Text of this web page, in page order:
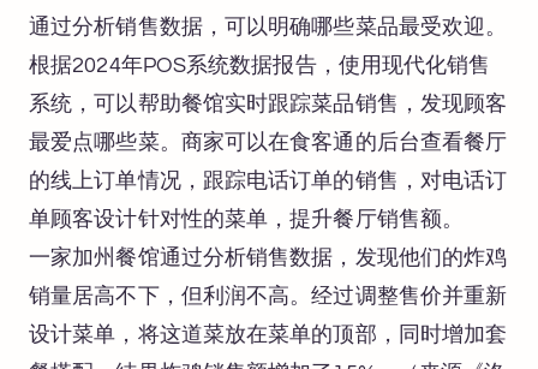
通过分析销售数据，可以明确哪些菜品最受欢迎。
根据2024年POS系统数据报告，使用现代化销售
系统，可以帮助餐馆实时跟踪菜品销售，发现顾客
最爱点哪些菜。商家可以在食客通的后台查看餐厅
的线上订单情况，跟踪电话订单的销售，对电话订
单顾客设计针对性的菜单，提升餐厅销售额。
一家加州餐馆通过分析销售数据，发现他们的炸鸡
销量居高不下，但利润不高。经过调整售价并重新
设计菜单，将这道菜放在菜单的顶部，同时增加套